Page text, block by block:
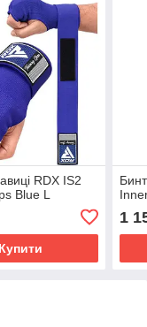
RDX IS2
Blue L
Купити
1